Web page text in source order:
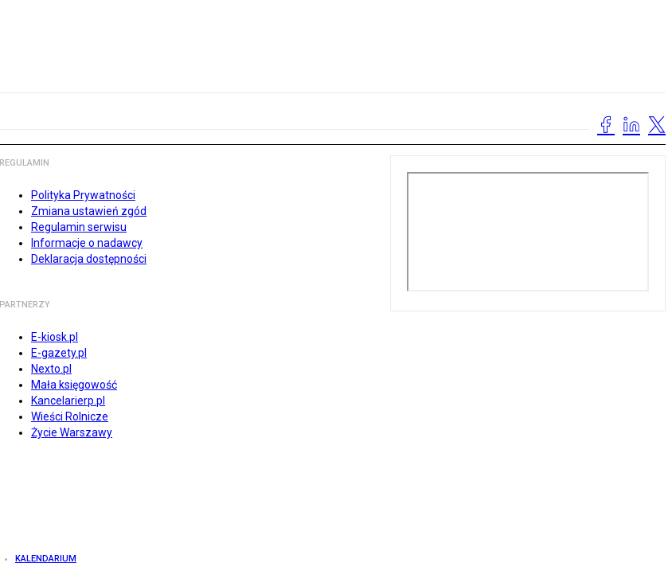
REGULAMIN
Polityka Prywatności
Zmiana ustawień zgód
Regulamin serwisu
Informacje o nadawcy
Deklaracja dostępności
PARTNERZY
E-kiosk.pl
E-gazety.pl
Nexto.pl
Mała księgowość
Kancelarierp.pl
Wieści Rolnicze
Życie Warszawy
KALENDARIUM